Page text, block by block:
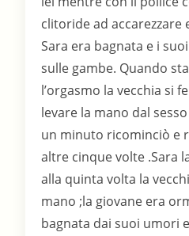
clitoride ad accarezzare
Sara era bagnata e i
sulle gambe. Quando
l’orgasmo la vecchia si
levare la mano dal
un minuto ricominciò e
altre cinque volte .Sara
alla quinta volta la
mano ;la giovane era
bagnata dai suoi umori